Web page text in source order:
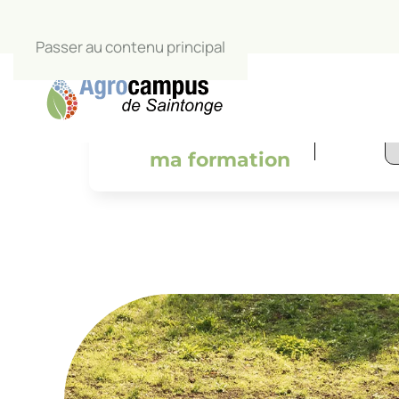
Passer au contenu principal
salle de
ma formation